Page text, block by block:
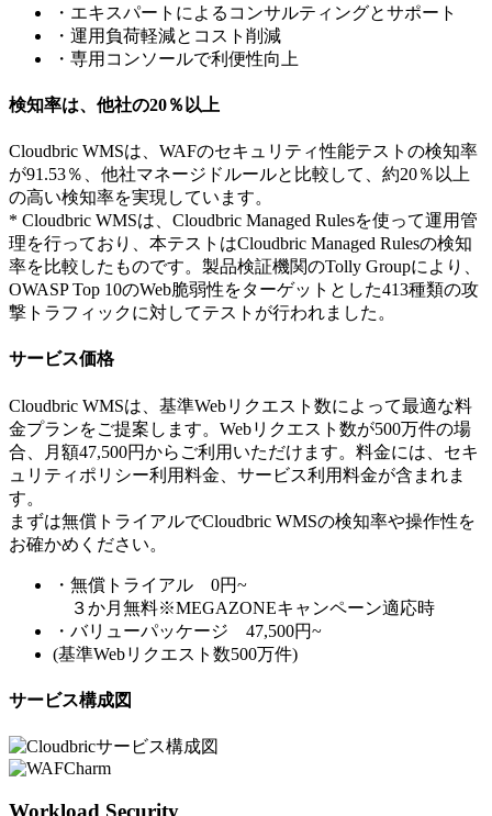
・エキスパートによるコンサルティングとサポート
・運用負荷軽減とコスト削減
・専用コンソールで利便性向上
検知率は、他社の20％以上
Cloudbric WMSは、WAFのセキュリティ性能テストの検知率
が91.53％、他社マネージドルールと比較して、約20％以上
の高い検知率を実現しています。
* Cloudbric WMSは、Cloudbric Managed Rulesを使って運用管
理を行っており、本テストはCloudbric Managed Rulesの検知
率を比較したものです。製品検証機関のTolly Groupにより、
OWASP Top 10のWeb脆弱性をターゲットとした413種類の攻
撃トラフィックに対してテストが行われました。
サービス価格
Cloudbric WMSは、基準Webリクエスト数によって最適な料
金プランをご提案します。Webリクエスト数が500万件の場
合、月額47,500円からご利用いただけます。料金には、セキ
ュリティポリシー利用料金、サービス利用料金が含まれま
す。
まずは無償トライアルでCloudbric WMSの検知率や操作性を
お確かめください。
・無償トライアル 0円~
３か月無料※MEGAZONEキャンペーン適応時
・バリューパッケージ 47,500円~
(基準Webリクエスト数500万件)
サービス構成図
Workload Security